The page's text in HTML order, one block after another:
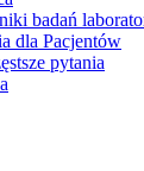
badań
dla Pacjentów
pytania